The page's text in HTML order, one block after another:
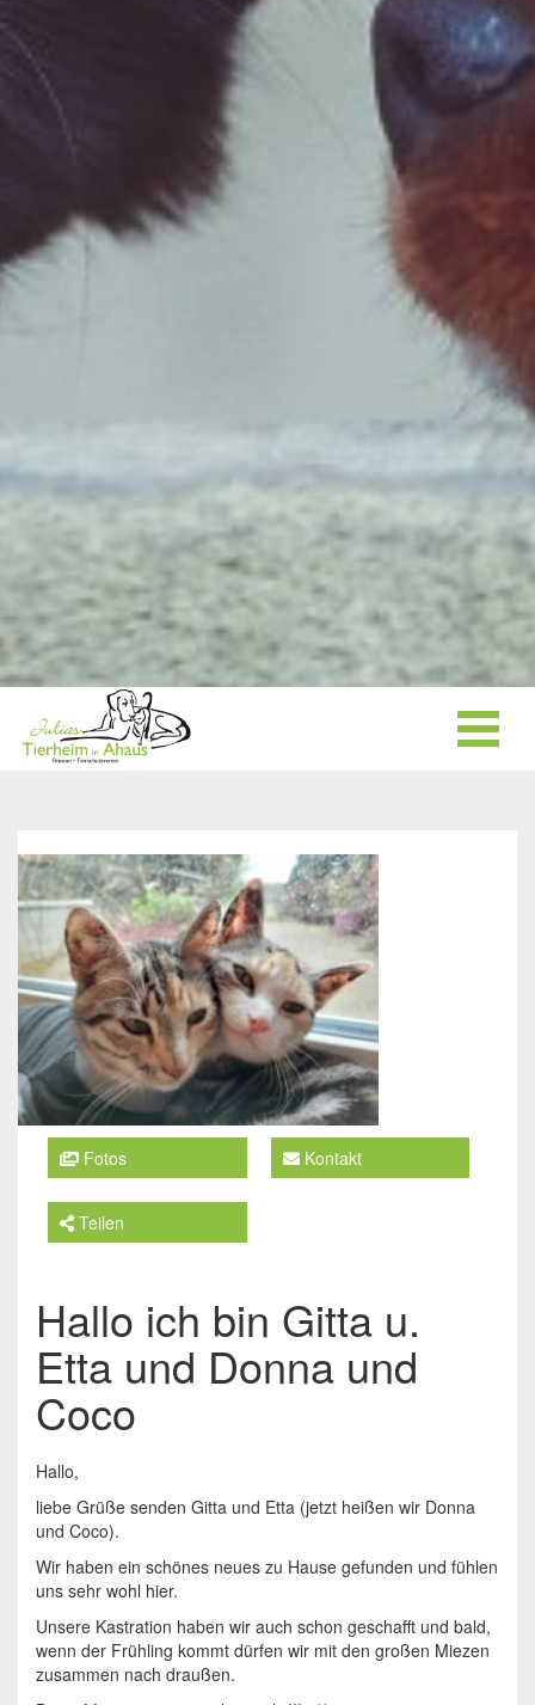
Fotos Kontakt
Teilen
Hallo ich bin Gitta u.
Etta und Donna und
Coco
Hallo,
liebe Grüße senden Gitta und Etta (jetzt heißen wir Donna
und Coco).
Wir haben ein schönes neues zu Hause gefunden und fühlen
uns sehr wohl hier.
Unsere Kastration haben wir auch schon geschafft und bald,
wenn der Frühling kommt dürfen wir mit den großen Miezen
zusammen nach draußen.